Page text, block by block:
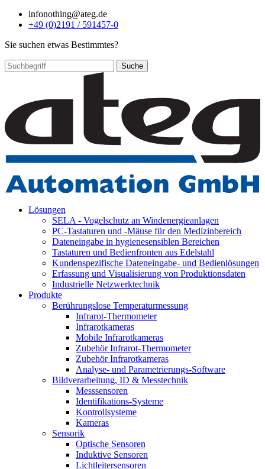
infonothing@ateg.de
+49 (0)2191 / 591457-0
Sie suchen etwas Bestimmtes?
Suche
Lösungen
SELA - Vogelschutz an Windenergieanlagen
PC-Tastaturen und -Mäuse für den Medizinbereich
Dateneingabe in hygienesensiblen Bereichen
Tastaturen und Bedienfronten aus Edelstahl
Kundenspezifische Dateneingabe- und Bedienlösungen
Erfassung und Visualisierung von Produktionsdaten
Industrielle Netzwerktechnik
Produkte
Berührungslose Temperaturmessung
Infrarot-Thermometer
Infrarotkameras
Mobile Infrarotkameras
Zubehör Infrarot-Thermometer
Zubehör Infrarotkameras
Analyse- und Parametrierungs-Software
Bildverarbeitung, ID & Messtechnik
Messsensoren
Identifikations-Systeme
Kontrollsysteme
Kameras
Sensorik
Optische Sensoren
Induktive Sensoren
Lichtleitersensoren